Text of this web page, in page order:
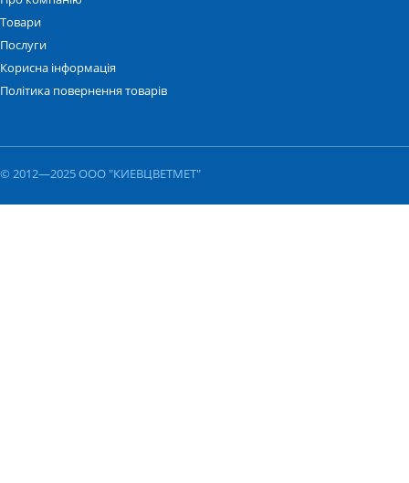
Товари
Послуги
Корисна інформація
Політика повернення товарів
© 2012—2025 ООО "КИЕВЦВЕТМЕТ"